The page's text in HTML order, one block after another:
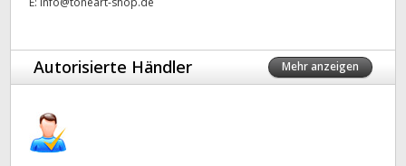
Autorisierte Händler Mehr anzeigen